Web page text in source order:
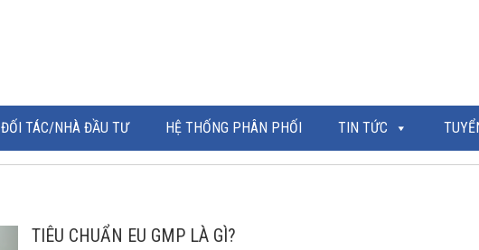
ĐỐI TÁC/NHÀ ĐẦU TƯ HỆ THỐNG PHÂN PHỐI TIN TỨC
TIÊU CHUẨN EU GMP LÀ GÌ?